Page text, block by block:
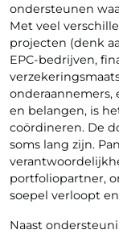
ondersteunen
Met veel
projecten (denk
EPC-bedrijven,
onderaannemers,
en belangen, is
coördineren. De
soms lang zijn.
portfoliopartner,
soepel verloopt
Naast